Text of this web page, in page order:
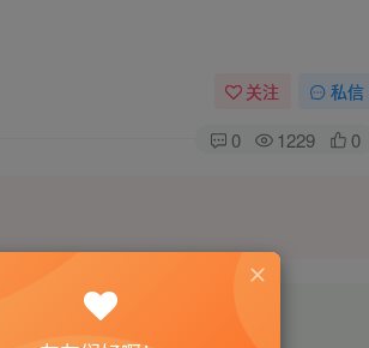
关注 私信
0 1229 0